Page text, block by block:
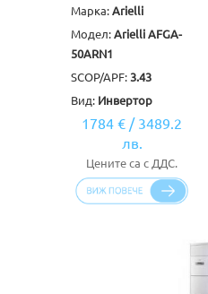
Марка: Arielli
Модел: Arielli AFGA-
50ARN1
SCOP/APF: 3.43
Вид: Инвертор
1784 € / 3489.2
лв.
Цените са с ДДС.